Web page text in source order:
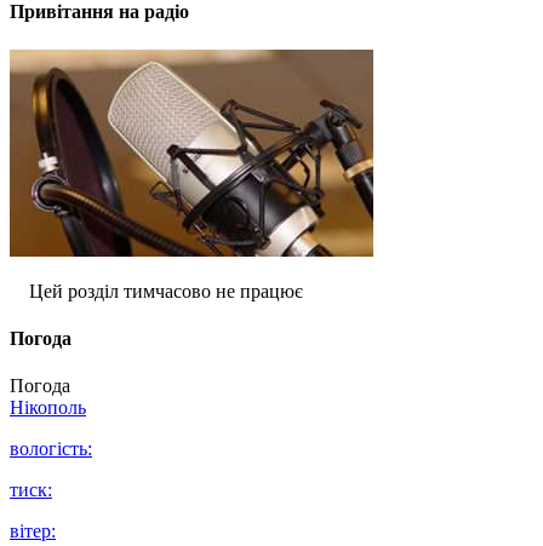
Привітання на радіо
Цей розділ тимчасово не працює
Погода
Погода
Нікополь
вологість:
тиск:
вітер: